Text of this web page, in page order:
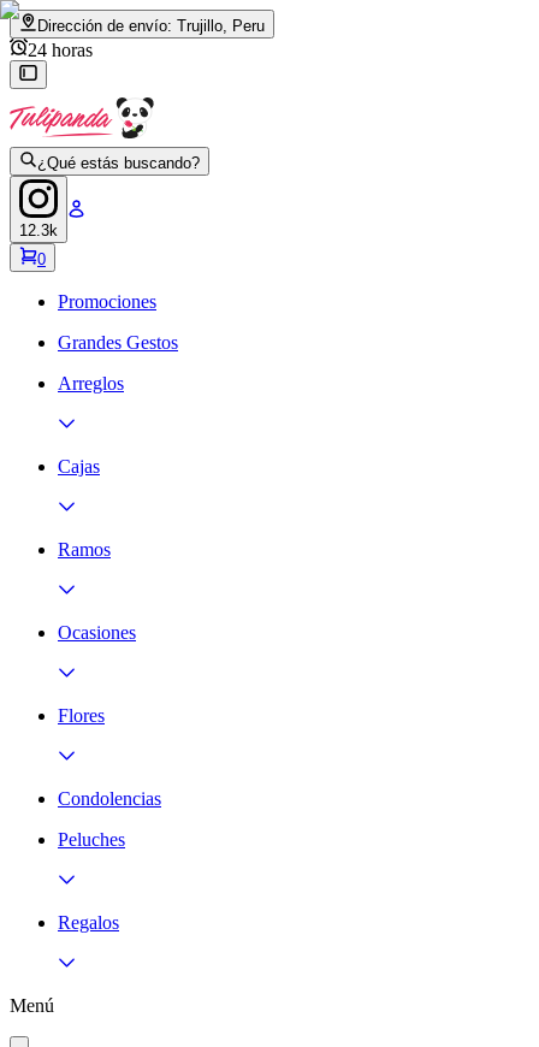
Dirección de envío: Trujillo, Peru
24 horas
¿Qué estás buscando?
12.3k
0
Promociones
Grandes Gestos
Arreglos
Cajas
Ramos
Ocasiones
Flores
Condolencias
Peluches
Regalos
Menú